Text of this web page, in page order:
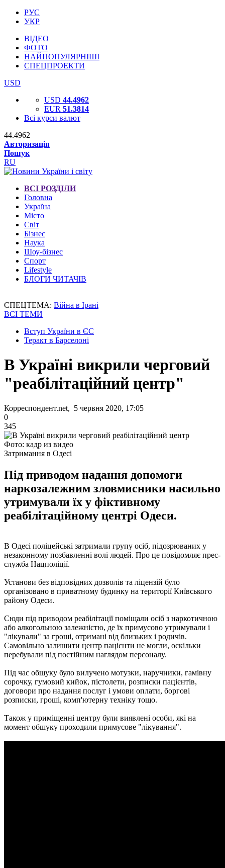
РУС
УКР
ВІДЕО
ФОТО
НАЙПОПУЛЯРНІШІ
СПЕЦПРОЕКТИ
USD
USD 44.4962
EUR 51.3814
Всі курси валют
44.4962
Авторизація
Пошук
RU
ВСІ РОЗДІЛИ
Головна
Україна
Місто
Світ
Бізнес
Наука
Шоу-бізнес
Спорт
Lifestyle
БЛОГИ ЧИТАЧІВ
СПЕЦТЕМА: Війна в Ірані
ВСІ ТЕМИ
Вступ України в ЄС
Теракт в Барселоні
В Україні викрили черговий
"реабілітаційний центр"
Корреспондент.net, 5 червня 2020, 17:05
0
345
Фото: кадр из видео
Затримання в Одесі
Під приводом надання допомоги
наркозалежним зловмисники насильно
утримували їх у фіктивному
реабілітаційному центрі Одеси.
В Одесі поліцейські затримали групу осіб, підозрюваних у
незаконному позбавленні волі людей. Про це повідомляє прес-
служба Нацполіції.
Установи без відповідних дозволів та ліцензій було
організовано в приватному будинку на території Київського
району Одеси.
Сюди під приводом реабілітації поміщали осіб з наркотичною
або алкогольною залежністю, де їх примусово утримували і
"лікували" за гроші, отримані від близьких і родичів.
Самовільно залишити центр пацієнти не могли, оскільки
перебували під постійним наглядом персоналу.
Під час обшуку було вилучено мотузки, наручники, гамівну
сорочку, гумовий кийок, пістолети, розписки пацієнтів,
договори про надання послуг і умови оплати, боргові
розписки, гроші, комп'ютерну техніку тощо.
Також у приміщенні центру були виявлені особи, які на
момент обшуку проходили примусове "лікування".